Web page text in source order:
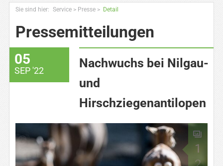
Entdecken
Zoowissen & Co
Sie sind hier: Service> Presse> Detail
Pressemitteilungen
05
SEP '22
Nachwuchs bei Nilgau-
und
Hirschziegenantilopen
1